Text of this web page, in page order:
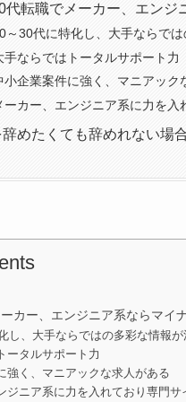
代転職でメーカー、エンジ
～30代に特化し、大手ならで
手ならではトータルサポート力
小企業案件に強く、マニアック
ーカー、エンジニア系に力を
めたくても辞めれない場
カー、エンジニア系ならマイ
し、大手ならではの多彩な情報が
ータルサポート力
強く、マニアックな求人がある
ジニア系に力を入れており専門サ